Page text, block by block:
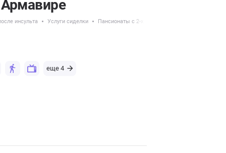
инсульта Услуги сиделки Пансионаты с 2-х местным размещением
еще 4